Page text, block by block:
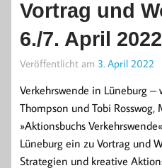
Vortrag und
6./7. April 2022
Veröffentlicht am 3. April 2022
Verkehrswende in Lüneburg –
Thompson und Tobi
»Aktionsbuchs
Lüneburg ein zu Vortrag und
Strategien und kreative